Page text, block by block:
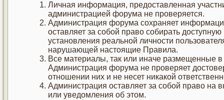
Личная информация, предоставленная
администрацией форума не проверяется.
Администрация форума сохраняет
оставляет за собой право собирать
установления реальной личности
нарушающей настоящие Правила.
Все материалы, так или иначе размещенные
Администрация форума не проверяет
отношении них и не несет никакой
Администрация оставляет за собой право
или уведомления об этом.